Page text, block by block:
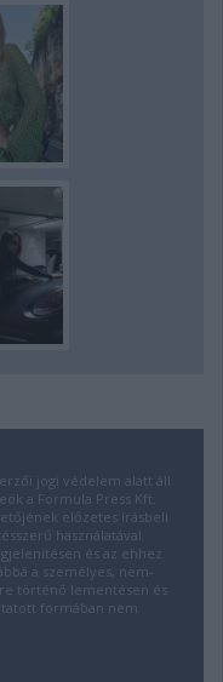
jogi védelem alatt áll.
a Formula Press Kft.
előzetes írásbeli
használatával
és az ehhez
a személyes, nem-
történő lementésen és
formában nem